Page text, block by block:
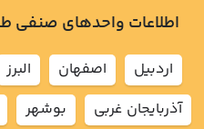
اطلاعات واحدهای صنفی
اردبيل اصفهان البرز
آذربايجان غربي
بوشهر